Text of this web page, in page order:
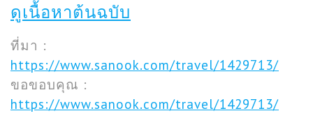
ดูเนื้อหาต้นฉบับ
ที่มา :
https://www.sanook.com/travel/1429713/
ขอขอบคุณ :
https://www.sanook.com/travel/1429713/